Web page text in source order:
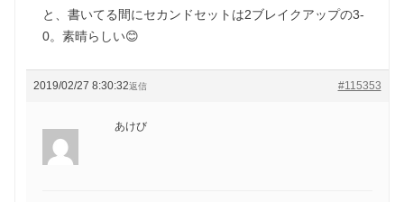
と、書いてる間にセカンドセットは2ブレイクアップの3-
0。素晴らしい😊
2019/02/27 8:30:32 #115353
返信
あけび